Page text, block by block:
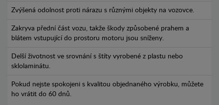
Zvýšená odolnost proti nárazu s různými objekty na vozovce.
Zakryva přední část vozu, takže škody způsobené prahem a
blátem vstupující do prostoru motoru jsou sníženy.
Delší životnost ve srovnání s štíty vyrobené z plastu nebo
sklolaminátu.
Pokud nejste spokojeni s kvalitou objednaného výrobku, můžete
ho vrátit do 60 dnů.